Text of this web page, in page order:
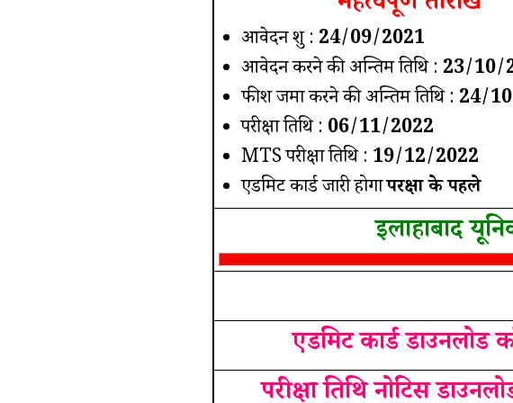
आवेदन शुरु : 24/09/2021
आवेदन करने की अन्तिम तिथि : 23/10/
फीश जमा करने की अन्तिम तिथि : 24/
परीक्षा तिथि : 06/11/2022
MTS परीक्षा तिथि : 19/12/2022
एडमिट कार्ड जारी होगापरीक्षा के पहले
इलाहाबाद
एडमिट कार्ड डाउनलोड
परीक्षा तिथि नोटिस